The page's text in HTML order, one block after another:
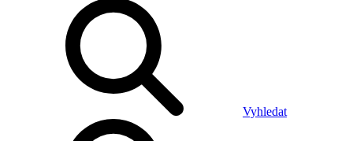
Vyhledat